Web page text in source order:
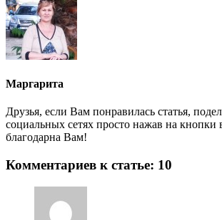
Маргарита
Друзья, если Вам понравилась статья,
социальных сетях просто нажав на кнопки
благодарна Вам!
Комментариев к статье: 10